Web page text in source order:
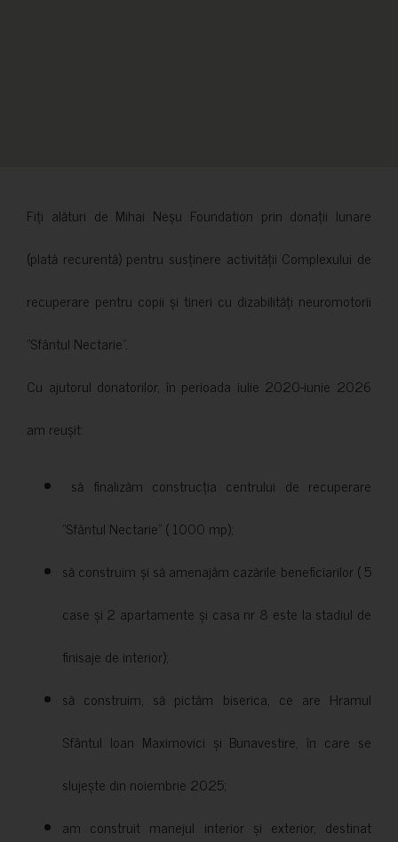
Fiți alături de Mihai Neșu Foundation prin donații lunare
(plată recurentă) pentru susținere activității Complexului de
recuperare pentru copii și tineri cu dizabilități neuromotorii
”Sfântul Nectarie”.
Cu ajutorul donatorilor, în perioada iulie 2020-iunie 2026
am reușit:
să finalizăm construcția centrului de recuperare
”Sfântul Nectarie” ( 1000 mp);
să construim și să amenajăm cazările beneficiarilor ( 5
case și 2 apartamente și casa nr 8 este la stadiul de
finisaje de interior);
să construim, să pictăm biserica, ce are Hramul
Sfântul Ioan Maximovici și Bunavestire, în care se
slujește din noiembrie 2025;
am construit manejul interior și exterior, destinat